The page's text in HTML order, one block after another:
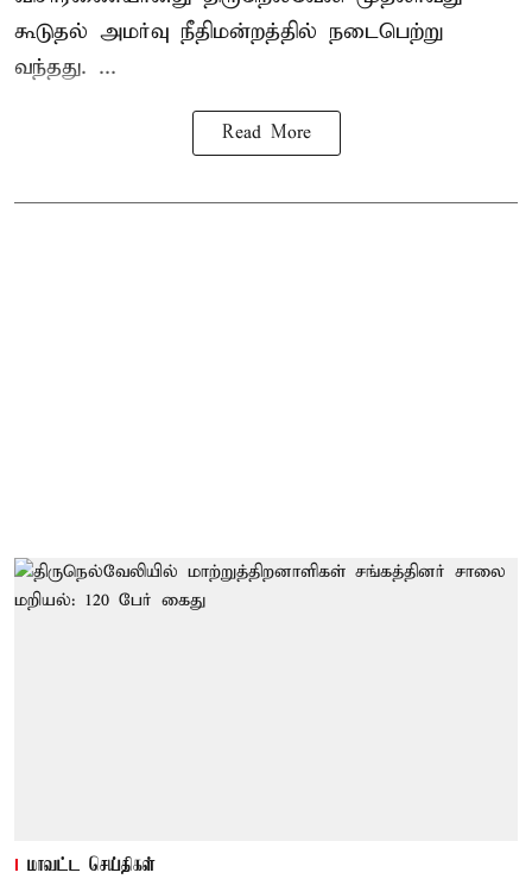
கூடுதல் அமர்வு நீதிமன்றத்தில் நடைபெற்று
வந்தது. ...
Read More
மாவட்ட செய்திகள்